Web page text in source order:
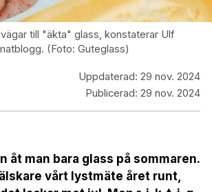
till "äkta" glass, konstaterar Ulf
(Foto: Guteglass)
Uppdaterad: 29 nov. 2024
Publicerad: 29 nov. 2024
åt man bara glass på sommaren.
vårt lystmäte året runt,